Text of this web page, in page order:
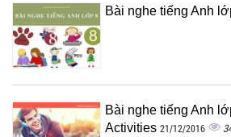
Bài nghe tiếng Anh
Bài nghe tiếng Anh
Activities 21/12/2016